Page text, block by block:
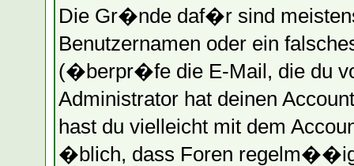
Die Gr�nde daf�r sind
Benutzernamen oder ein
(�berpr�fe die E-Mail, die du
Administrator hat deinen
hast du vielleicht mit dem
�blich, dass Foren